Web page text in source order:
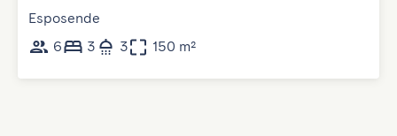
Esposende
6
3 3 150 m²